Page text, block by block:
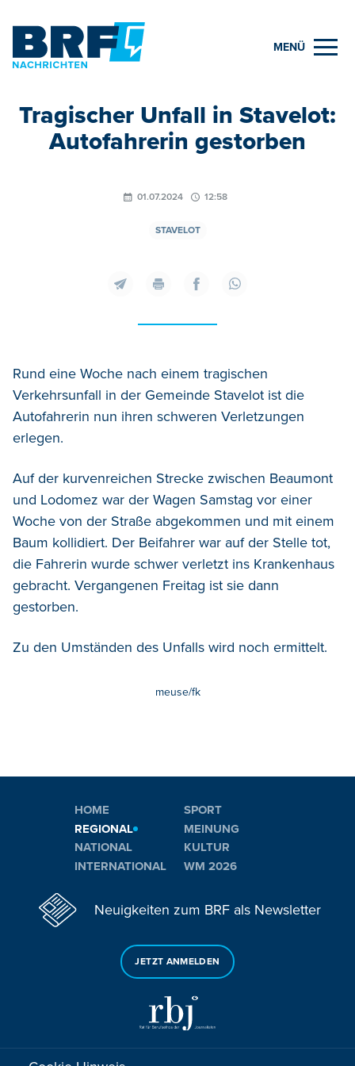
MENÜ
Tragischer Unfall in Stavelot:
Autofahrerin gestorben
01.07.2024 12:58
STAVELOT
Rund eine Woche nach einem tragischen
Verkehrsunfall in der Gemeinde Stavelot ist die
Autofahrerin nun ihren schweren Verletzungen
erlegen.
Auf der kurvenreichen Strecke zwischen Beaumont
und Lodomez war der Wagen Samstag vor einer
Woche von der Straße abgekommen und mit einem
Baum kollidiert. Der Beifahrer war auf der Stelle tot,
die Fahrerin wurde schwer verletzt ins Krankenhaus
gebracht. Vergangenen Freitag ist sie dann
gestorben.
Zu den Umständen des Unfalls wird noch ermittelt.
meuse/fk
HOME
REGIONAL
NATIONAL
INTERNATIONAL
SPORT
MEINUNG
KULTUR
WM 2026
Neuigkeiten zum BRF als Newsletter
JETZT ANMELDEN